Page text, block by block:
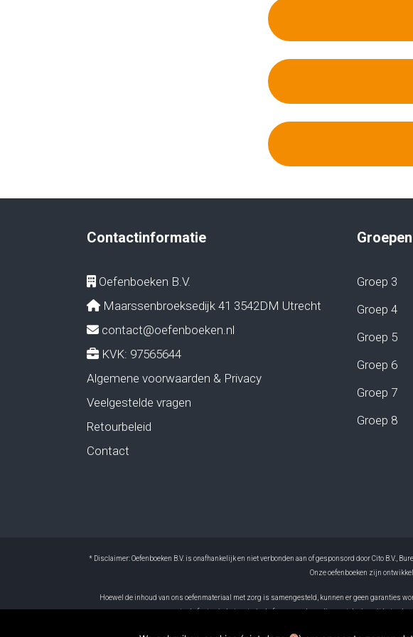
Contactinformatie
Oefenboeken B.V.
Maarssenbroeksedijk 41 3542DM Utrecht
contact@oefenboeken.nl
KVK: 97565644
Algemene voorwaarden & Privacy
Veelgestelde vragen
Retourbeleid
Contact
Groepen
Groep 3
Groep 4
Groep 5
Groep 6
Groep 7
Groep 8
* Disclaimer: Oefenboeken B.V. is onafhankelijk en niet verbonden aan of gesponsord door Cito B.V.,
Onze oefenboeken zijn
Hoewel de inhoud van ons oefenmateriaal met zorg is samengesteld, kunnen er geen garanties
eventuele fouten in het materiaal of voor gevolgen die voortvloeien uit het